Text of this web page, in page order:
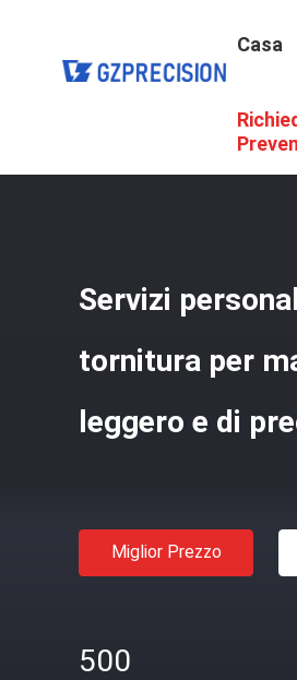
Casa
Casche
Servizi
tornitura per
leggero e di
Miglior Prezzo
500